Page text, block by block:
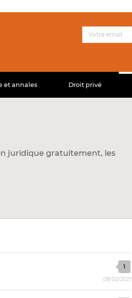
et annales Droit privé
juridique gratuitement, les
1
08/02/2021